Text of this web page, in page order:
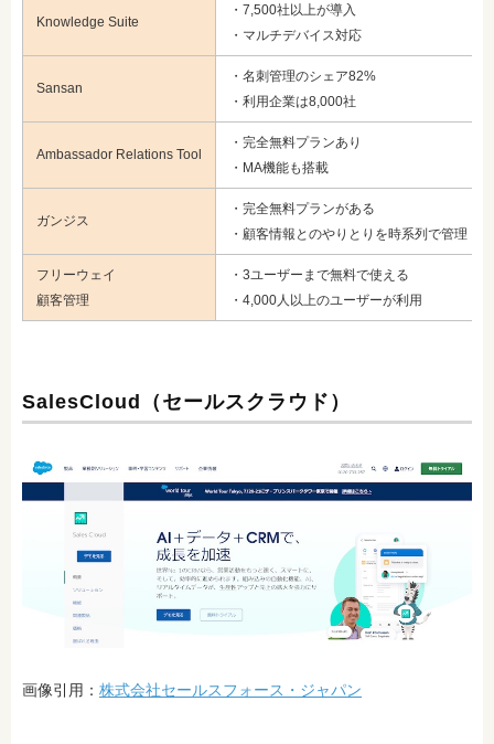
Knowledge Suite
・7,500社以上が導入
・マルチデバイス対応
Sansan
・名刺管理のシェア82%
・利用企業は8,000社
Ambassador Relations Tool
・完全無料プランあり
・MA機能も搭載
ガンジス
・完全無料プランがある
・顧客情報とのやりとりを時系列で管理
フリーウェイ
顧客管理
・3ユーザーまで無料で使える
・4,000人以上のユーザーが利用
SalesCloud（セールスクラウド）
画像引用： 株式会社セールスフォース・ジャパン